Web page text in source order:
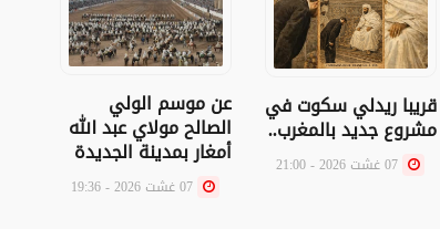
قريبا ريدلي سكوت في
مشروع جديد بالمغرب..
عن موسم الولي
الصالح مولاي عبد الله
أمغار بمدينة الجديدة